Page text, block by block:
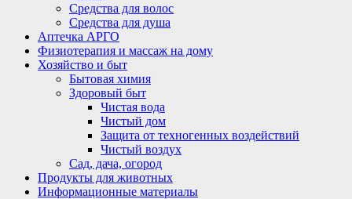
Средства для волос
Средства для душа
Аптечка АРГО
Физиотерапия и массаж на дому
Хозяйство и быт
Бытовая химия
Здоровый быт
Чистая вода
Чистый дом
Защита от техногенных воздействий
Чистый воздух
Сад, дача, огород
Продукты для животных
Информационные материалы